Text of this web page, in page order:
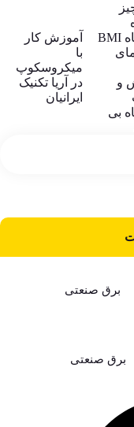
دستگاه BMI
و
بی
آموزش کار
با
میکروسکوپ
در آریا تکنیک
ایرانیان
برق صنعتی
برق صنعتی